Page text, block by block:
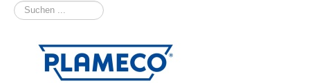
Suchen
...